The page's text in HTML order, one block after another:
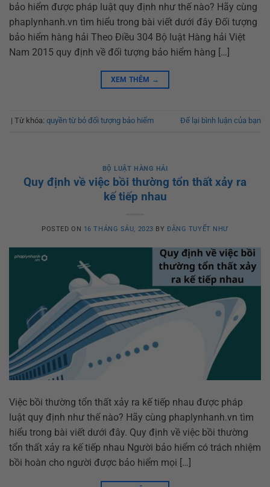
bảo hiểm được pháp luật quy định như thế nào? Hãy cùng
phaplynhanh.vn tìm hiểu trong bài viết dưới đây Đối tượng
bảo hiểm hàng hải Theo Điều 304 Bộ luật Hàng hải Việt
Nam 2015 quy định về đối tượng bảo hiểm hàng […]
XEM THÊM →
| Từ khóa: quyền từ bỏ đối tượng bảo hiểm Để lại bình luận của bạn
BỘ LUẬT HÀNG HẢI
Quy định về việc bồi thường tổn thất xảy ra
kế tiếp nhau
POSTED ON 16 THÁNG SÁU, 2023 BYĐẶNG TUYẾT NHƯ
Việc bồi thường tổn thất xảy ra kế tiếp nhau được pháp
luật quy định như thế nào? Hãy cùng phaplynhanh.vn tìm
hiểu trong bài viết dưới đây. Quy định về việc bồi thường
tổn thất xảy ra kế tiếp nhau Người bảo hiểm có trách nhiệm
bồi hoàn cho người được bảo hiểm mọi […]